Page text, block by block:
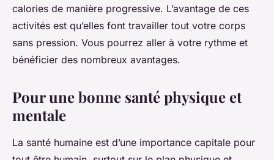
calories de manière progressive. L’avantage de ces
activités est qu’elles font travailler tout votre corps
sans pression. Vous pourrez aller à votre rythme et
bénéficier des nombreux avantages.
Pour une bonne santé physique et
mentale
La santé humaine est d’une importance capitale pour